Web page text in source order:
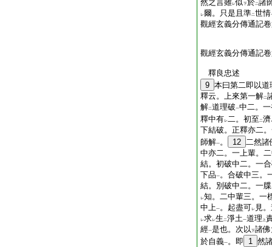
然之言雖レ似下於二諸
レ爾。只是且準二世情
觀經玄義分傳通記
觀經玄義分傳通記
釋良忠述
9 本曰第二即以道
釋云。上來第一解二
解二道理破一中二。
釋中有レ二。初至 二
下結破。正釋亦二
師解一。 12 二然諸
中亦二。一上輩。
結。初破中二。一
下品一。合破中三。
結。別破中二。一牒
レ知。二中輩三。一
中上一。起盡可レ 見
レ求レ生 二淨土一道理 上
經一是也。次以下諸
於自義一。即 1 然